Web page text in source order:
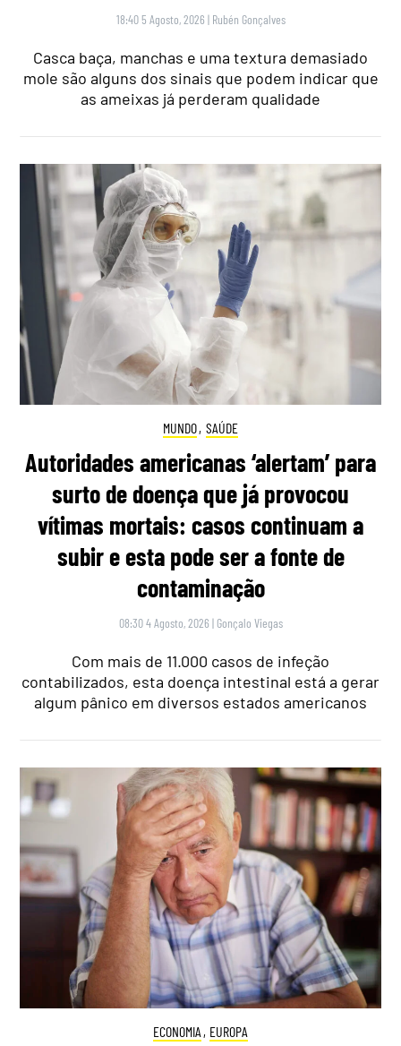
18:40 5 Agosto, 2026 | Rubén Gonçalves
Casca baça, manchas e uma textura demasiado
mole são alguns dos sinais que podem indicar que
as ameixas já perderam qualidade
MUNDO, SAÚDE
Autoridades americanas ‘alertam’ para
surto de doença que já provocou
vítimas mortais: casos continuam a
subir e esta pode ser a fonte de
contaminação
08:30 4 Agosto, 2026 | Gonçalo Viegas
Com mais de 11.000 casos de infeção
contabilizados, esta doença intestinal está a gerar
algum pânico em diversos estados americanos
ECONOMIA , EUROPA